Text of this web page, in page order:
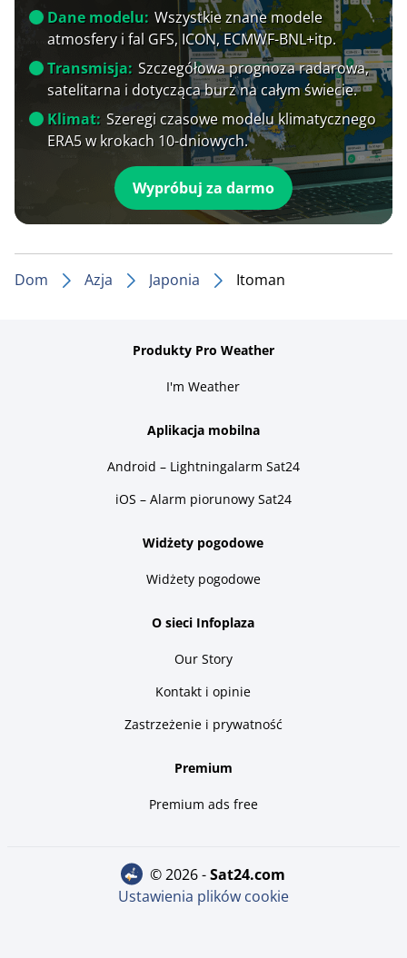
Dane modelu: Wszystkie znane modele
atmosfery i fal GFS, ICON, ECMWF-BNL+itp.
Transmisja: Szczegółowa prognoza radarowa,
satelitarna i dotycząca burz na całym świecie.
Klimat: Szeregi czasowe modelu klimatycznego
ERA5 w krokach 10-dniowych.
Wypróbuj za darmo
Dom Azja Japonia Itoman
Produkty Pro Weather
I'm Weather
Aplikacja mobilna
Android – Lightningalarm Sat24
iOS – Alarm piorunowy Sat24
Widżety pogodowe
Widżety pogodowe
O sieci Infoplaza
Our Story
Kontakt i opinie
Zastrzeżenie i prywatność
Premium
Premium ads free
© 2026 - sat24.com
Ustawienia plików cookie